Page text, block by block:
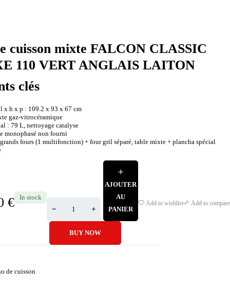
cuisson mixte FALCON CLASSIC
110 VERT ANGLAIS LAITON
clés
x h x p : 109.2 x 93 x 67 cm
gaz-vitrocéramique
: 79 L, nettoyage catalyse
monophasé non fourni
fours (1 multifonction) + four gril séparé, table mixte + plancha spécial
€ In stock
AJOUTER
AU
PANIER
BUY NOW
Add to wishlist Add to compare
de cuisson